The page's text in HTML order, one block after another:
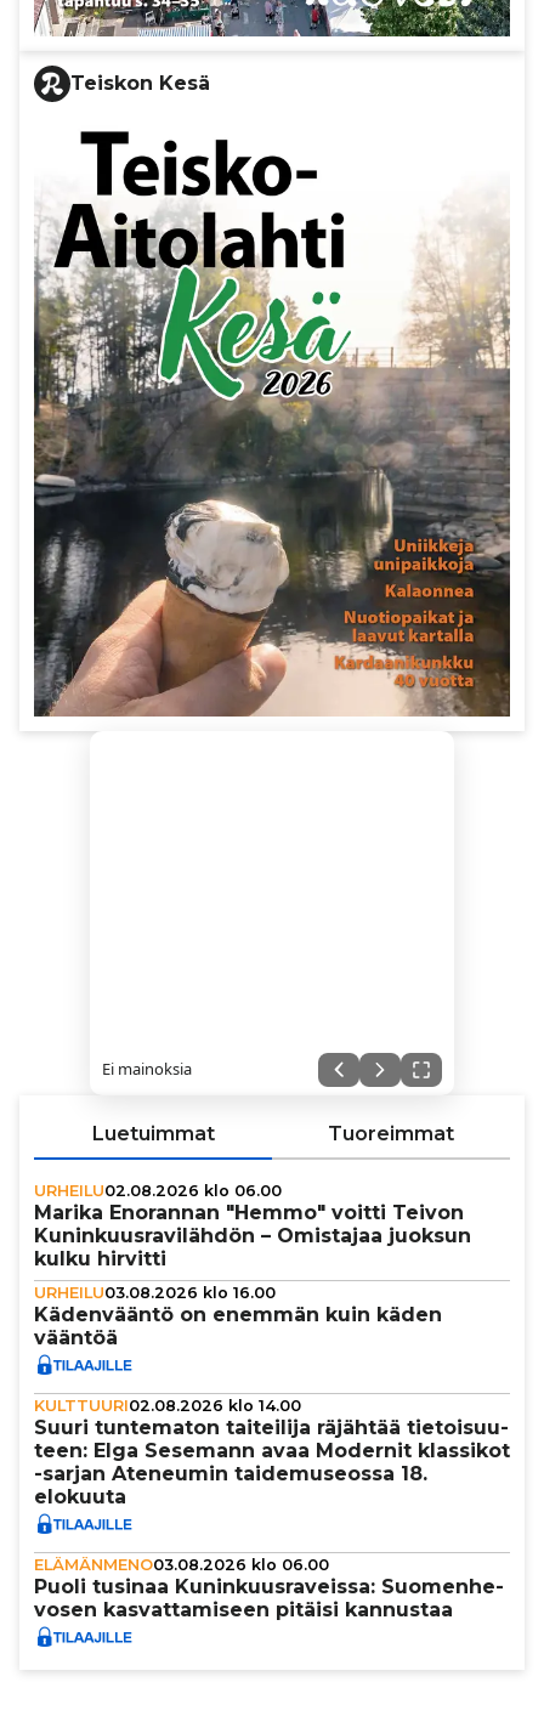
Teiskon Kesä
Ei mainoksia
Luetuimmat Tuoreimmat
URHEILU02.08.2026 klo 06.00
Marika Enorannan "Hemmo" voitti Teivon
Kunin­kuus­ra­vi­läh­dön – Omistajaa juoksun
kulku hirvitti
URHEILU03.08.2026 klo 16.00
Käden­vääntö on enemmän kuin käden
vääntöä
KULTTUURI02.08.2026 klo 14.00
Suuri tun­te­ma­ton tai­tei­lija räjähtää tie­toi­suu­
teen: Elga Sesemann avaa Modernit klassikot
-sarjan Ateneumin tai­de­mu­se­ossa 18.
elokuuta
ELÄMÄNMENO03.08.2026 klo 06.00
Puoli tusinaa Kunin­kuus­ra­veissa: Suo­men­he­
vo­sen kas­vat­ta­mi­seen pitäisi kannustaa